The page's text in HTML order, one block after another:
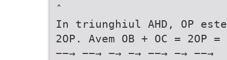
ˆ
In triunghiul AHD, OP
2OP. Avem OB + OC = 2OP =
−−→ −−→ −→ −→ −−→ −→ −−→